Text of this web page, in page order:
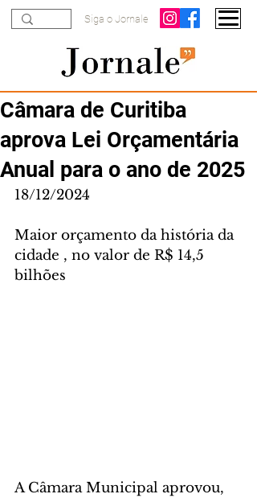
Siga o Jornale
Câmara de Curitiba
aprova Lei Orçamentária
Anual para o ano de 2025
18/12/2024
Maior orçamento da história da
cidade , no valor de R$ 14,5
bilhões
A Câmara Municipal aprovou,